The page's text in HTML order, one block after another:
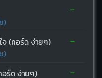
)
-
จ (คอร์ด ง่ายๆ)
)
-
อร์ด ง่ายๆ) -